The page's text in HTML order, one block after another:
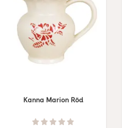
Kanna Marion Röd
Art. nr 8510 Betyg: 0 Stjärnor av 5